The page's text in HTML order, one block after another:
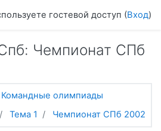
гостевой доступ (Вход)
Чемпионат СПб
Командные олимпиады
Тема 1 Чемпионат СПб 2002